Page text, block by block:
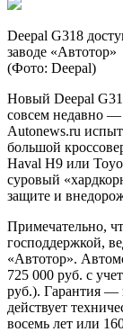
Deepal G318
заводе «Автотор»
(Фото: Deepal)
Новый Deepal
совсем недавно —
Autonews.ru
большой
Haval H9 или
суровый
защите и
Примечательно,
господдержкой,
«Автотор».
725 000 руб. с
руб.). Гарантия —
действует
восемь лет или